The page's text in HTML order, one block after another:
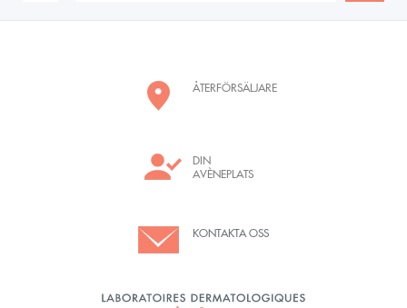
ÅTERFÖRSÄLJARE
DIN
AVÈNEPLATS
KONTAKTA OSS